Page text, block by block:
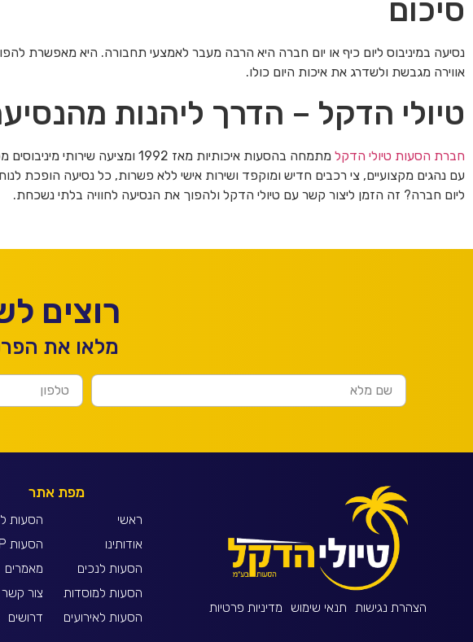
סיכום
נסיעה במיניבוס ליום כיף או יום חברה היא הרבה מעבר לאמצעי תחבורה. היא מאפשרת
אווירה מגבשת ולשדרג את איכות היום כולו.
טיולי הדקל – הדרך ליהנות
חברת הסעות טיולי הדקל
מתמחה בהסעות איכותיות מאז 1992
עם נהגים מקצועיים, צי רכבים חדיש ומוקפד ושירות אישי ללא פשרות, כל נסיעה הופכת
ליום חברה? זה הזמן ליצור קשר עם טיולי הדקל ולהפוך את הנסיעה לחוויה בלתי נשכחת.
רוצים
מלאו את
הצהרת נגישות תנאי שימוש מדיניות פרטיות
מפת אתר
ראשי
אודותינו
הסעות לנכים
הסעות למוסדות
הסעות לאירועים
הסעות
הסעות VIP
מאמרים
צור קשר
דרושים